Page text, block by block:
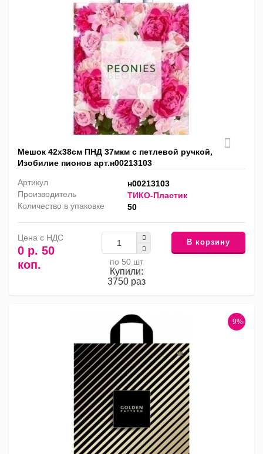
Мешок 42х38см ПНД 37мкм с петлевой ручкой,
Изобилие пионов арт.н00213103
Артикул
н00213103
Производитель
ТИКО-Пластик
Количество в упаковке
50
Цена с НДС
0 р. 50
коп.
по 50 шт
Купили:
3750 раз
В корзину
-9%